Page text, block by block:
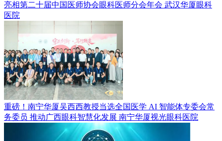
亮相第二十届中国医师协会眼科医师分会年会 武汉华厦眼科
医院
重磅！南宁华厦吴西西教授当选全国医学 AI 智能体专委会常
务委员 推动广西眼科智慧化发展 南宁华厦视光眼科医院